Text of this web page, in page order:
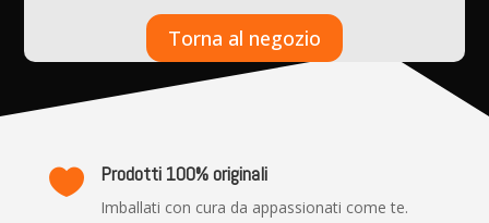
Torna al negozio
 Prodotti 100% originali
Imballati con cura da appassionati come te.